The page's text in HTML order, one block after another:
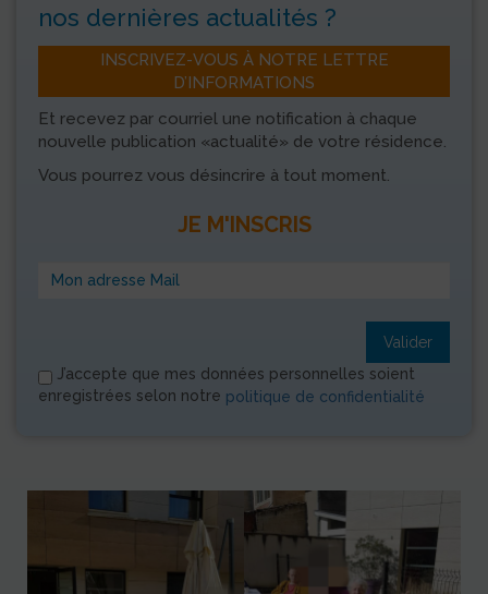
nos dernières actualités ?
INSCRIVEZ-VOUS À NOTRE LETTRE
D’INFORMATIONS
Et recevez par courriel une notification à chaque
nouvelle publication «actualité» de votre résidence.
Vous pourrez vous désincrire à tout moment.
JE M'INSCRIS
Valider
J’accepte que mes données personnelles soient
enregistrées selon notre politique de confidentialité